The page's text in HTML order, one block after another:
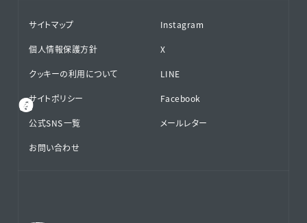
サイトマップ
個人情報保護方針
クッキーの利用について
サイトポリシー
公式SNS⁨⁩一覧
お問い合わせ
Instagram
X
LINE
Facebook
メールレター